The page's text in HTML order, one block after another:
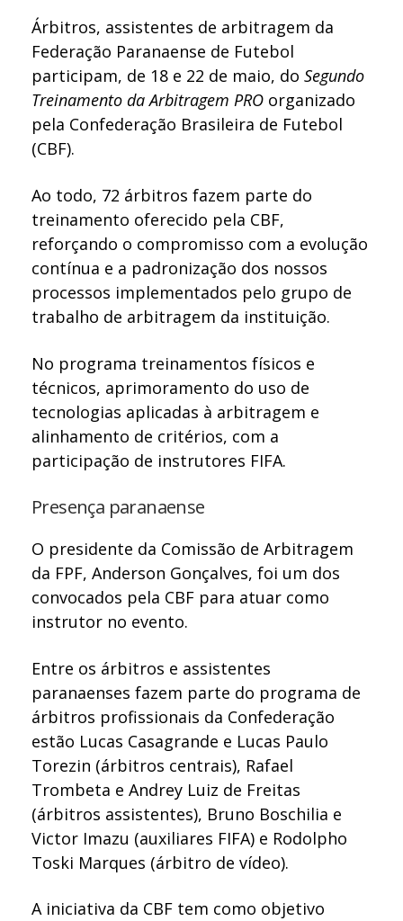
Árbitros, assistentes de arbitragem da
Federação Paranaense de Futebol
participam, de 18 e 22 de maio, doSegundo
Treinamento da Arbitragem PRO organizado
pela Confederação Brasileira de Futebol
(CBF).
Ao todo, 72 árbitros fazem parte do
treinamento oferecido pela CBF,
reforçando o compromisso com a evolução
contínua e a padronização dos nossos
processos implementados pelo grupo de
trabalho de arbitragem da instituição.
No programa treinamentos físicos e
técnicos, aprimoramento do uso de
tecnologias aplicadas à arbitragem e
alinhamento de critérios, com a
participação de instrutores FIFA.
Presença paranaense
O presidente da Comissão de Arbitragem
da FPF, Anderson Gonçalves, foi um dos
convocados pela CBF para atuar como
instrutor no evento.
Entre os árbitros e assistentes
paranaenses fazem parte do programa de
árbitros profissionais da Confederação
estão Lucas Casagrande e Lucas Paulo
Torezin (árbitros centrais), Rafael
Trombeta e Andrey Luiz de Freitas
(árbitros assistentes), Bruno Boschilia e
Victor Imazu (auxiliares FIFA) e Rodolpho
Toski Marques (árbitro de vídeo).
A iniciativa da CBF tem como objetivo